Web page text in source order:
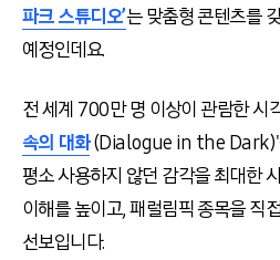
파크 스튜디오’는 맞춤형 콘텐츠를
예정인데요.
전 세계 700만 명 이상이 관람한 시
속의 대화(Dialogue in the Dark)'
평소 사용하지 않던 감각을 최대한
이해를 높이고, 패럴림픽 종목을 직
선보입니다.